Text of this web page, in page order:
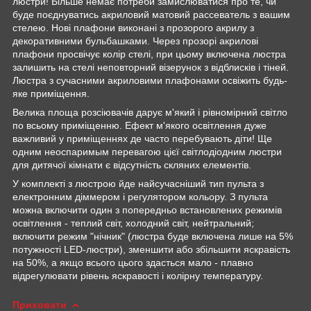
буде поєднуватись акриловий матовий рассеватель з вашим
стелею. Нові плафони виконані з прозорого акрилу з
декоративними бульбашками. Через прозорі акрилові
плафони просвічує колір стелі, при цьому включена люстра
залишить на стелі неповторний візерунок з відблисків і тіней.
Люстра з сучасними акриловими плафонами освіжить будь-
яке приміщення.
Велика площа розсіювачів дарує м'який і рівномірний світло
по всьому приміщенню. Ефект м'якого освітлення дуже
важливий у приміщеннях де часто перебувають діти! Ще
одним неоспаримым перевагою цієї світлодіодним люстри
для дитячої кімнати є відсутність скляних елементів.
У комплекті з люстрою йде найсучасніший тип пульта з
електронним діммером і регулятором кольору. З пульта
можна включити один з попередньо встановлених режимів
освітлення - теплий світ, холодний світ, нейтральний;
включити режим "нічник" (люстра буде включена лише на 5%
потужності LED-люстри), зменшити або збільшити яскравість
на 50%, а якщо всього цього здасться мало - плавно
відрегулювати рівень яскравості і колірну температуру.
Приховати